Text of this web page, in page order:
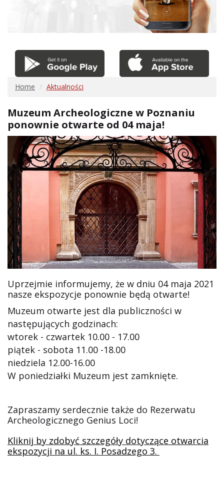
Home Aktualności
Muzeum Archeologiczne w Poznaniu
ponownie otwarte od 04 maja!
Uprzejmie informujemy, że w dniu 04 maja 2021
nasze ekspozycje ponownie będą otwarte!
Muzeum otwarte jest dla publiczności w
następujących godzinach:
wtorek - czwartek 10.00 - 17.00
piątek - sobota 11.00 -18.00
niedziela 12.00-16.00
W poniedziałki Muzeum jest zamknięte.
Zapraszamy serdecznie także do Rezerwatu
Archeologicznego Genius Loci!
Kliknij by zdobyć szczegóły dotyczące otwarcia
ekspozycji na ul. ks. I. Posadzego 3.